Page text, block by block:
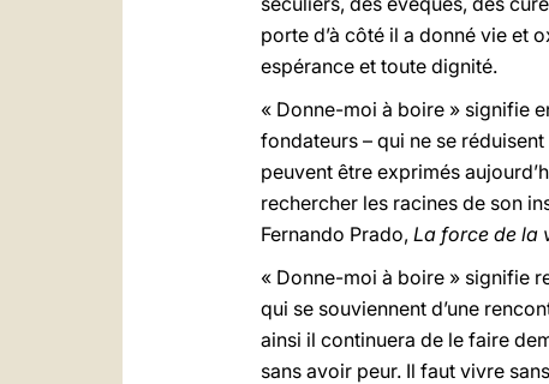
porte d’à côté il a donné vie et
espérance et toute dignité.
« Donne-moi à boire » signifie
fondateurs – qui ne se
peuvent être exprimés
rechercher les racines de son
Fernando Prado, La force de la
« Donne-moi à boire » signifie
qui se souviennent d’une
ainsi il continuera de le faire
sans avoir peur. Il faut vivre